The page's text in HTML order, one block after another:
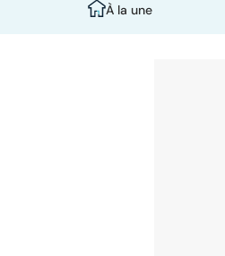
À la une